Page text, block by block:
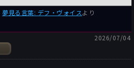
夢見る言葉: デフ・ヴォイスより
2026/07/04